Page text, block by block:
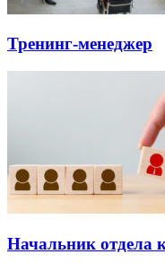
Тренинг-менеджер
Начальник отдела